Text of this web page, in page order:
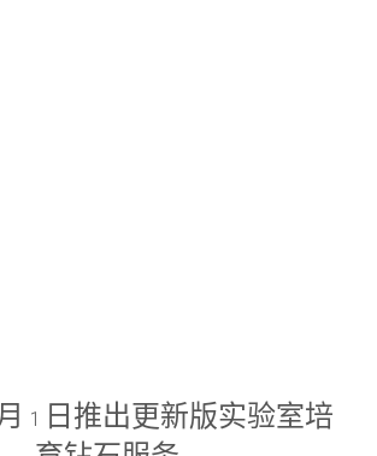
1 日推出更新版实验室培